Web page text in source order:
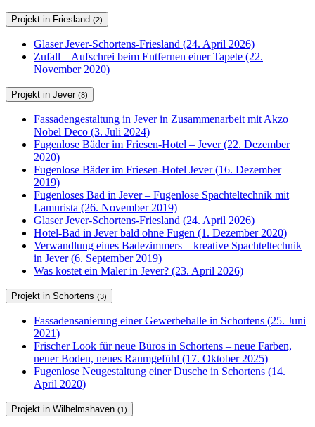
Projekt in Friesland (2)
Glaser Jever-Schortens-Friesland (24. April 2026)
Zufall – Aufschrei beim Entfernen einer Tapete (22.
November 2020)
Projekt in Jever (8)
Fassadengestaltung in Jever in Zusammenarbeit mit Akzo
Nobel Deco (3. Juli 2024)
Fugenlose Bäder im Friesen-Hotel – Jever (22. Dezember
2020)
Fugenlose Bäder im Friesen-Hotel Jever (16. Dezember
2019)
Fugenloses Bad in Jever – Fugenlose Spachteltechnik mit
Lamurista (26. November 2019)
Glaser Jever-Schortens-Friesland (24. April 2026)
Hotel-Bad in Jever bald ohne Fugen (1. Dezember 2020)
Verwandlung eines Badezimmers – kreative Spachteltechnik
in Jever (6. September 2019)
Was kostet ein Maler in Jever? (23. April 2026)
Projekt in Schortens (3)
Fassadensanierung einer Gewerbehalle in Schortens (25. Juni
2021)
Frischer Look für neue Büros in Schortens – neue Farben,
neuer Boden, neues Raumgefühl (17. Oktober 2025)
Fugenlose Neugestaltung einer Dusche in Schortens (14.
April 2020)
Projekt in Wilhelmshaven (1)